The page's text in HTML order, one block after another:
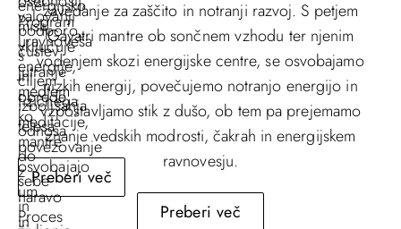
misli,
čustev
in
fizičnega
telesa.
Preberi več
energijsko
podporo,
s
ciljem
izboljšanja
odnosa
do
sebe
in
Program
vključuje
jutranje
obrede,
meditacije,
povezovanje
z
naravo
in
valovanji
uravnoveša
energije,
medtem
ko
mantre
osvobajajo
um.
Proces
zavedanje za zaščito in notranji razvoj. S petjem
Gayatri mantre ob sončnem vzhodu ter njenim
vodenjem skozi energijske centre, se osvobajamo
nizkih energij, povečujemo notranjo energijo in
vzpostavljamo stik z dušo, ob tem pa prejemamo
znanje vedskih modrosti, čakrah in energijskem
ravnovesju.
Preberi več